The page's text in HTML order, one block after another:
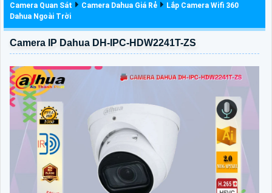
Camera Quan Sát Camera Dahua Giá Rẻ
Lắp Camera Wifi 360
Dahua Ngoài Trời
Camera IP Dahua DH-IPC-HDW2241T-ZS